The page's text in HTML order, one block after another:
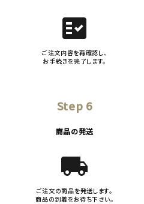
fact_check
ご注文内容を再確認し、
お手続きを完了します。
Step 6
商品の発送
local_shipping
ご注文の商品を発送します。
商品の到着をお待ち下さい。